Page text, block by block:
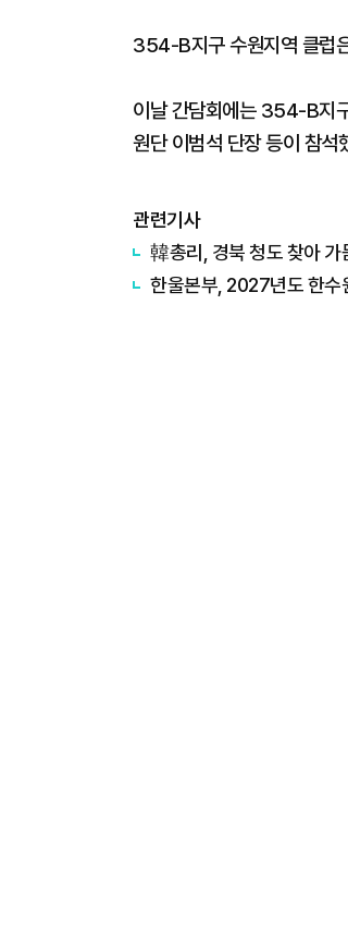
354-B지구 수원지역 클럽
이날 간담회에는 354-B지
원단 이범석 단장 등이 참석
관련기사
韓총리, 경북 청도 찾아 가
한울본부, 2027년도 한수